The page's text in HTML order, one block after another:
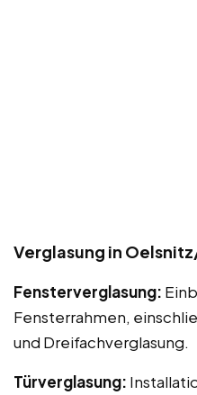
Verglasung in
Fensterverglasung:
Fensterrahmen,
und Dreifachverglasung.
Türverglasung: